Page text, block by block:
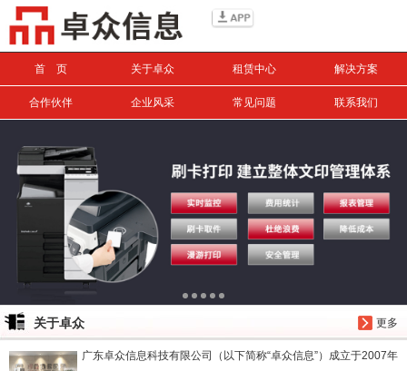
首 页 关于卓众 租赁中心 解决方案
合作伙伴 企业风采 常见问题 联系我们
更多
关于卓众
广东卓众信息科技有限公司（以下简称“卓众信息”）成立于2007年
搜索